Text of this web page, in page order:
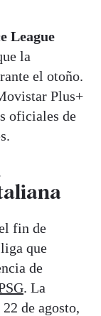
League
la
el otoño.
Plus+
oficiales de
fin de
que
de
. La
de agosto,